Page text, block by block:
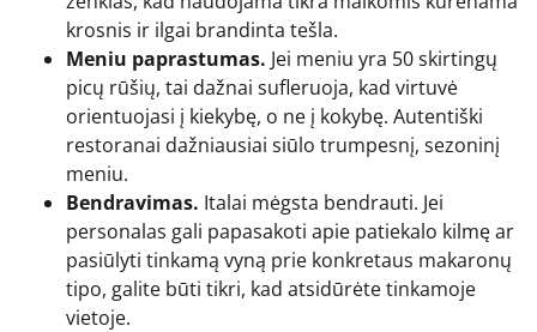
krosnis ir ilgai brandinta tešla.
Meniu paprastumas. Jei meniu yra 50 skirtingų
picų rūšių, tai dažnai sufleruoja, kad virtuvė
orientuojasi į kiekybę, o ne į kokybę. Autentiški
restoranai dažniausiai siūlo trumpesnį, sezoninį
meniu.
Bendravimas. Italai mėgsta bendrauti. Jei
personalas gali papasakoti apie patiekalo kilmę ar
pasiūlyti tinkamą vyną prie konkretaus makaronų
tipo, galite būti tikri, kad atsidūrėte tinkamoje
vietoje.